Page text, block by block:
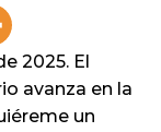
2025. El
avanza en la
un